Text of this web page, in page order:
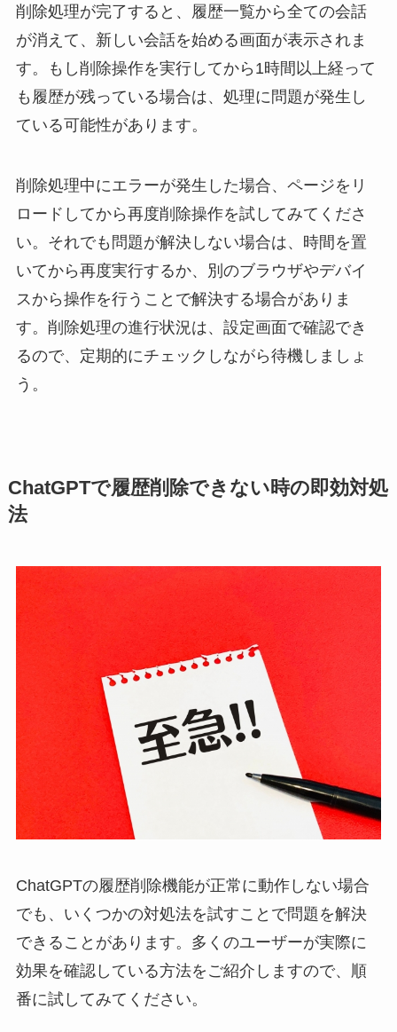
削除処理が完了すると、履歴一覧から全ての会話
が消えて、新しい会話を始める画面が表示されま
す。もし削除操作を実行してから1時間以上経って
も履歴が残っている場合は、処理に問題が発生し
ている可能性があります。
削除処理中にエラーが発生した場合、ページをリ
ロードしてから再度削除操作を試してみてくださ
い。それでも問題が解決しない場合は、時間を置
いてから再度実行するか、別のブラウザやデバイ
スから操作を行うことで解決する場合がありま
す。削除処理の進行状況は、設定画面で確認でき
るので、定期的にチェックしながら待機しましょ
う。
ChatGPTで履歴削除できない時の即効対処
法
ChatGPTの履歴削除機能が正常に動作しない場合
でも、いくつかの対処法を試すことで問題を解決
できることがあります。多くのユーザーが実際に
効果を確認している方法をご紹介しますので、順
番に試してみてください。